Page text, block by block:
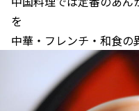
を
中華・フレンチ・和食の